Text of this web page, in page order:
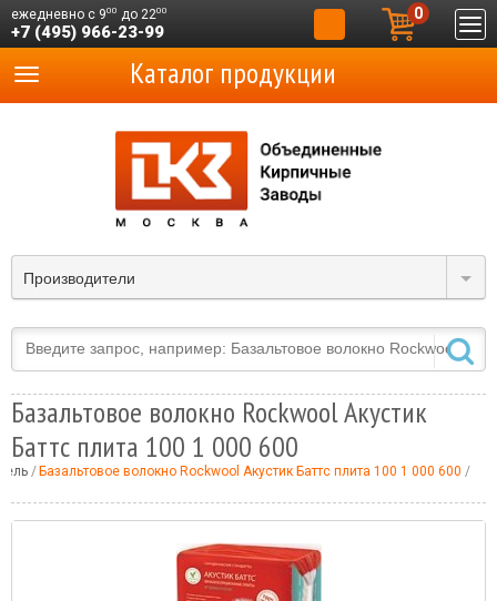
ежедневно с 900 до 2200
+7 (495) 966-23-99
0
Производители
Каталог продукции
Базальтовое волокно Rockwool Акустик
Баттс плита 100 1 000 600
Базальтовое волокно Rockwool Акустик Баттс плита 100 1 000 600